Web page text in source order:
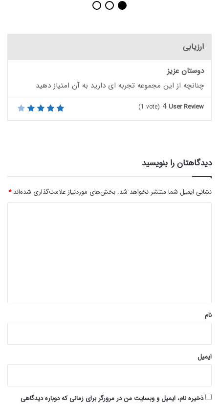
ارزیابی
دوستان عزیز
چنانچه از این مجموعه تجربه ای دارید به آن امتیاز دهید
User Review
4
(1 vote)
دیدگاهتان را بنویسید
نشانی ایمیل شما منتشر نخواهد شد. بخش‌های موردنیاز علامت‌گذاری شده‌اند*
نام
ایمیل
ذخیره نام، ایمیل و وبسایت من در مرورگر برای زمانی که دوباره دیدگاهی